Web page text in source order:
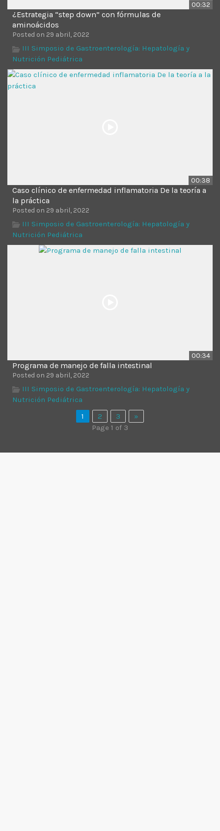
00:32
¿Estrategia “step down” con fórmulas de
aminoácidos
Posted on 29 abril, 2022
III Simposio de Gastroenterología: Hepatología y
Nutrición Pediátrica
00:38
Caso clínico de enfermedad inflamatoria De la teoría a
la práctica
Posted on 29 abril, 2022
III Simposio de Gastroenterología: Hepatología y
Nutrición Pediátrica
00:34
Programa de manejo de falla intestinal
Posted on 29 abril, 2022
III Simposio de Gastroenterología: Hepatología y
Nutrición Pediátrica
1
2 3
»
Page 1 of 3